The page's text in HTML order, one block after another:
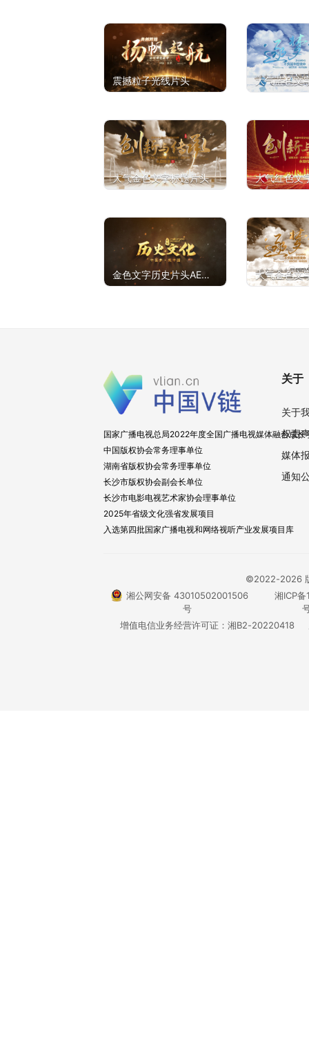
震撼粒子光线片头 大气蓝色文
大气金色文字标题片头 大气红色文
金色文字历史片头AE
模板
大气金色文
国家广播电视总局2022年度全国广播电视媒体融合成长
中国版权协会常务理事单位
湖南省版权协会常务理事单位
长沙市版权协会副会长单位
长沙市电影电视艺术家协会理事单位
2025年省级文化强省发展项目
入选第四批国家广播电视和网络视听产业发展项目库
关于
关于
权责
媒体
通知
©2022-2026
湘公网安备 43010502001506
号
湘ICP
增值电信业务经营许可证：湘B2-20220418